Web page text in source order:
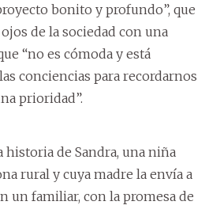
bonito y profundo”, que
de la sociedad con una
“no es cómoda y está
conciencias para recordarnos
prioridad”.
historia de Sandra, una niña
rural y cuya madre la envía a
un familiar, con la promesa de